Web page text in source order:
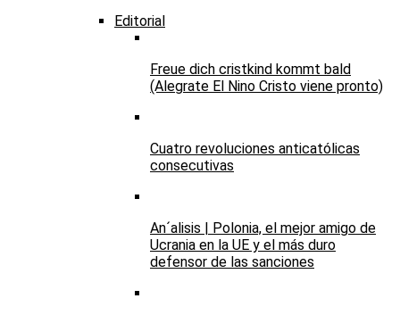
Editorial
Freue dich cristkind kommt bald
(Alegrate El Nino Cristo viene pronto)
Cuatro revoluciones anticatólicas
consecutivas
An´alisis | Polonia, el mejor amigo de
Ucrania en la UE y el más duro
defensor de las sanciones